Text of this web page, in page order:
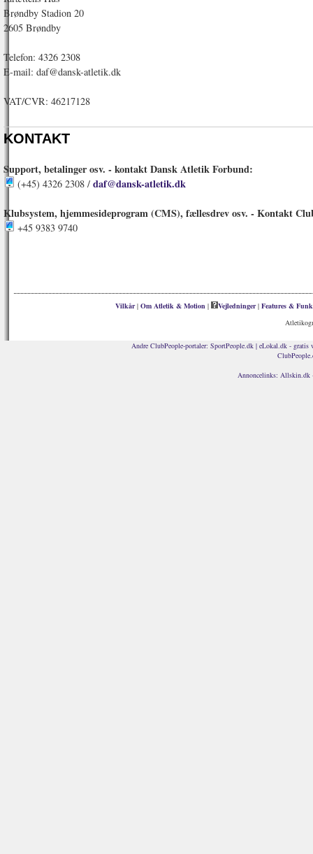
Brøndby Stadion 20
2605 Brøndby
Telefon: 4326 2308
E-mail: daf@dansk-atletik.dk
VAT/CVR: 46217128
KONTAKT
Support, betalinger osv. - kontakt Dansk Atletik Forbund:
(+45) 4326 2308 / daf@dansk-atletik.dk
Klubsystem, hjemmesideprogram (CMS), fællesdrev osv. - Kontakt
+45 9383 9740
Vilkår| Om Atletik & Motion | Vejledninger| Features &
Andre ClubPeople-portaler: SportPeople.dk| eLokal.dk - gratis
Annoncelinks: Allskin.dk